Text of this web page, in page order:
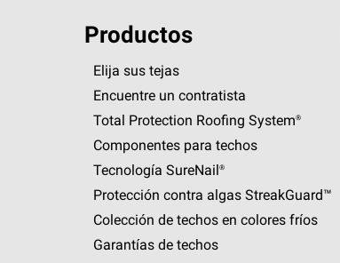
Productos
Elija sus tejas
Encuentre un contratista
Total Protection Roofing System®
Componentes para techos
Tecnología SureNail®
Protección contra algas StreakGuard™
Colección de techos en colores fríos
Garantías de techos